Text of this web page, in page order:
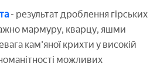
- результат дроблення гірських
мармуру, кварцу, яшми
кам'яної крихти у високій
можливих